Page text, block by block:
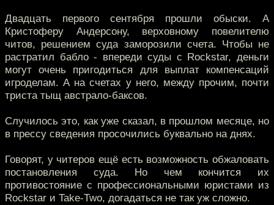
Двадцать первого сентября прошли обыски. А
Кристоферу Андерсону, верховному повелителю
читов, решением суда заморозили счета. Чтобы не
растратил бабло - впереди суды с Rockstar, деньги
могут очень пригодиться для выплат компенсаций
игроделам. А на счетах у него, между прочим, почти
триста тыщ австрало-баксов.
Случилось это, как уже сказал, в прошлом месяце, но
в прессу сведения просочились буквально на днях.
Говорят, у читеров ещё есть возможность обжаловать
постановления суда. Но чем кончится их
противостояние с профессиональными юристами из
Rockstar и Take-Two, догадаться не так уж сложно.